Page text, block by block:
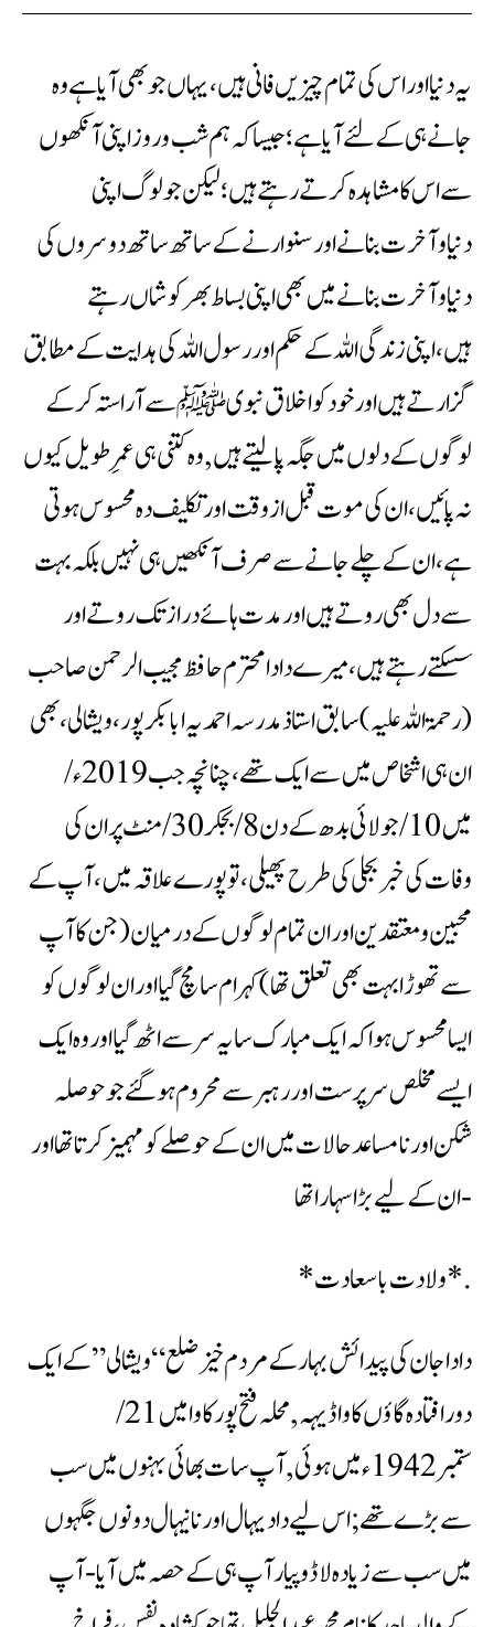
یہ دنیا اور اس کی تمام چیزیں فانی ہیں، یہاں جو بھی آیا ہے وہ
جانے ہی کے لئے آیا ہے ؛ جیسا کہ ہم شب وروز اپنی آنکھوں
سے اس کا مشاہدہ کرتے رہتے ہیں ؛ لیکن جو لوگ اپنی
دنیاوآخرت بنانے اور سنوارنے کے ساتھ ساتھ دوسروں کی
دنیاوآخرت بنانے میں بھی اپنی بساط بھر کوشاں رہتے
ہیں،اپنی زندگی اللہ کے حکم اوررسول اللہ کی ہدایت کے مطابق
گزارتے ہیں اور خود کو اخلاق نبویﷺ سے آراستہ کرکے
لوگوں کے دلوں میں جگہ پالیتے ہیں , وہ کتنی ہی عمرِ طویل کیوں
نہ پائیں ، ان کی موت قبل ازوقت اور تکلیف دہ محسوس ہوتی
ہے ، ان کے چلے جانے سے صرف آنکھیں ہی نہیں بلکہ بہت
سے دل بھی روتے ہیں اور مدت ہائے دراز تک روتے اور
سسکتے رہتے ہیں ، میرے دادا محترم حافظ مجیب الرحمن صاحب
(رحمۃ اللہ علیہ) سابق استاذ مدرسہ احمدیہ ابابکر پور ،ویشالی، بھی
ان ہی اشخاص میں سے ایک تھے ، چنانچہ جب 2019ء/
میں 10/ جولائی بدھ کے دن 8/بجکر30/ منٹ پر ان کی
وفات کی خبر بجلی کی طرح پھیلی ، تو پورے علاقہ میں ،آپ کے
محبین ومعتقدین اور ان تمام لوگوں کے درمیان ( جن کا آپ
سے تھوڑا بہت بھی تعلق تھا) کہرام سامچ گیا اور ان لوگوں کو
ایسا محسوس ہوا کہ ایک مبارک سایہ سر سے اٹھ گیا اور وہ ایک
ایسے مخلص سرپرست اور رہبر سے محروم ہوگئے جو حوصلہ
شکن اور نامساعد حالات میں ان کے حوصلے کو مہمیز کرتاتھا اور
ان کے لیے بڑاسہاراتھا-
*ولادت باسعادت*.
دادا جان کی پیدائش بہار کے مردم خیز ضلع “ویشالی ” کے ایک
دورافتادہ گاؤں کا واڈیہہ, محلہ فتح پور کاوا میں 21/
ستمبر 1942ء میں ہوئی ,آپ سات بھائی بہنوں میں سب
سے بڑے تھے ;اس لیے دادیہال اورنانیہال دونوں جگہوں
میں سب سے زیادہ لاڈ وپیار آپ ہی کے حصہ میں آیا- آپ